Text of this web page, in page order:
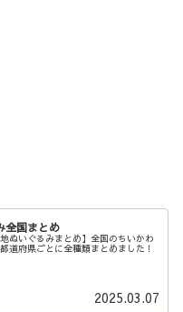
全国まとめ
ぬいぐるみまとめ】全国のちいかわ
道府県ごとに全種類まとめました！
2025.03.07